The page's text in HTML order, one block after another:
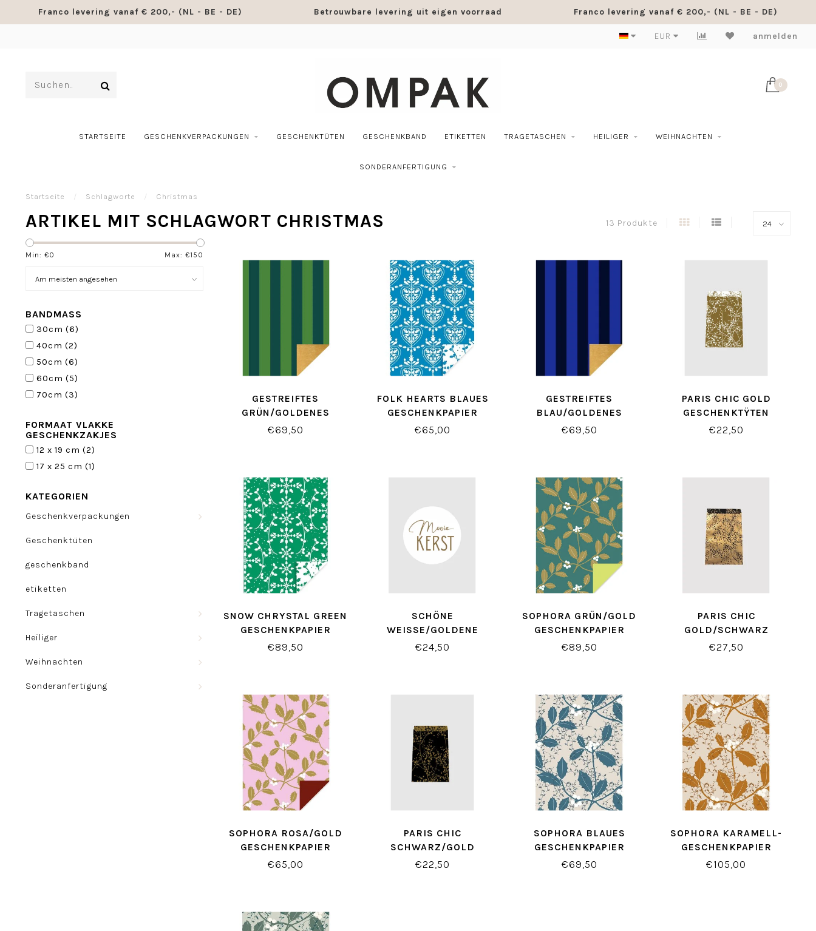
Franco levering vanaf € 200,- (NL - BE - DE) Betrouwbare levering uit eigen voorraad Franco levering vanaf € 200,- (NL - BE - DE)
EUR anmelden
0
STARTSEITE GESCHENKVERPACKUNGEN GESCHENKTÜTEN GESCHENKBAND ETIKETTEN TRAGETASCHEN HEILIGER WEIHNACHTEN
SONDERANFERTIGUNG
Startseite / Schlagworte / Christmas
ARTIKEL MIT SCHLAGWORT CHRISTMAS 13 Produkte
Min: €0 Max: €150
BANDMASS
30cm (6)
40cm (2)
50cm (6)
60cm (5)
70cm (3)
FORMAAT VLAKKE
GESCHENKZAKJES
12 x 19 cm (2)
17 x 25 cm (1)
KATEGORIEN
Geschenkverpackungen
Geschenktüten
geschenkband
etiketten
Tragetaschen
Heiliger
Weihnachten
Sonderanfertigung
GESTREIFTES
GRÜN/GOLDENES
GESCHENKPAPIER
€69,50
FOLK HEARTS BLAUES
GESCHENKPAPIER
€65,00
GESTREIFTES
BLAU/GOLDENES
GESCHENKPAPIER
€69,50
PARIS CHIC GOLD
GESCHENKTŸTEN
€22,50
SNOW CHRYSTAL GREEN
GESCHENKPAPIER
€89,50
SCHÖNE
WEISSE/GOLDENE W
EIHNACHTSETIKETTEN X
€24,50
SOPHORA GRÜN/GOLD
GESCHENKPAPIER
€89,50
PARIS CHIC
GOLD/SCHWARZ
GESCHENKTÜTEN
€27,50
SOPHORA ROSA/GOLD
GESCHENKPAPIER
€65,00
PARIS CHIC
SCHWARZ/GOLD
GESCHENKTŸTEN
€22,50
SOPHORA BLAUES
GESCHENKPAPIER
€69,50
SOPHORA KARAMELL-
GESCHENKPAPIER
€105,00